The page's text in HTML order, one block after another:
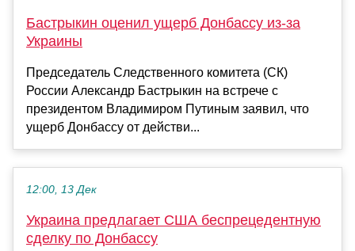
Бастрыкин оценил ущерб Донбассу из-за
Украины
Председатель Следственного комитета (СК)
России Александр Бастрыкин на встрече с
президентом Владимиром Путиным заявил, что
ущерб Донбассу от действи...
12:00, 13 Дек
Украина предлагает США беспрецедентную
сделку по Донбассу